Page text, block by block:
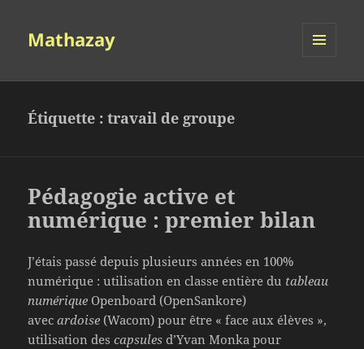
Mathazay
Étiquette :travail de groupe
Pédagogie active et
numérique : premier bilan
J’étais passé depuis plusieurs années en 100%
numérique : utilisation en classe entière du tableau
numérique Openboard (OpenSankore)
avecardoise (Wacom) pour être « face aux élèves »,
utilisation descapsules d’Yvan Monka pour